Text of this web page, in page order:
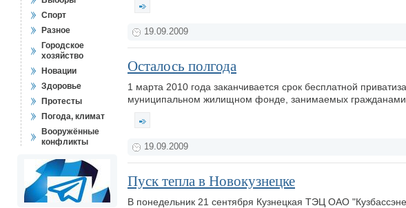
Спорт
Разное
Городское
хозяйство
Новации
Здоровье
Протесты
Погода, климат
Вооружённые
конфликты
19.09.2009
Осталось полгода
1 марта 2010 года заканчивается срок бесплатной
муниципальном жилищном фонде, занимаемых гражданами
19.09.2009
Пуск тепла в Новокузнецке
В понедельник 21 сентября Кузнецкая ТЭЦ ОАО